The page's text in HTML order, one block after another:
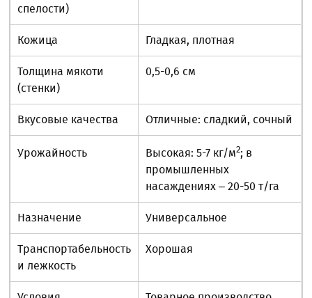
спелости)
Кожица Гладкая, плотная
Толщина мякоти
(стенки)
0,5-0,6 см
Вкусовые качества Отличные: сладкий, сочный
Урожайность Высокая: 5-7 кг/м2; в
промышленных
насаждениях – 20-50 т/га
Назначение Универсальное
Транспортабельность
и лежкость
Хорошая